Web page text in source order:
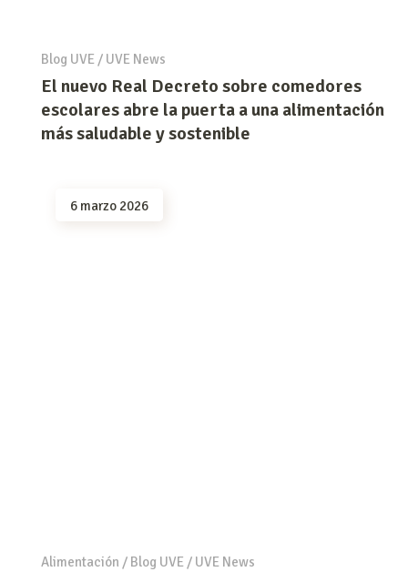
Blog UVE/ UVE News
El nuevo Real Decreto sobre comedores
escolares abre la puerta a una alimentación
más saludable y sostenible
6 marzo 2026
Alimentación / Blog UVE/ UVE News